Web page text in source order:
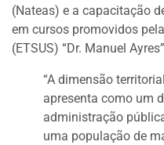
(Nateas) e a capacitação
em cursos promovidos
(ETSUS) “Dr. Manuel
“A dimensão
apresenta como um
administração
uma população de